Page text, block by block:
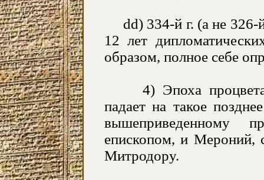
dd) 334-й г. (а не 326-
12 лет
образом, полное себе
4) Эпоха
падает на такое
епископом, и Мероний,
Митродору.